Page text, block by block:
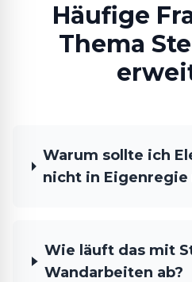
Häufige
Thema
Warum sollte ich
nicht in Eigenregie
Wie läuft das mit
Wandarbeiten ab?